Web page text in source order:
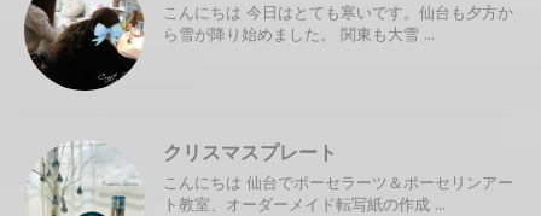
こんにちは 今日はとても寒いです。仙台も夕方か
ら雪が降り始めました。 関東も大雪 ...
クリスマスプレート
こんにちは 仙台でポーセラーツ＆ポーセリンアー
ト教室、オーダーメイド転写紙の作成 ...